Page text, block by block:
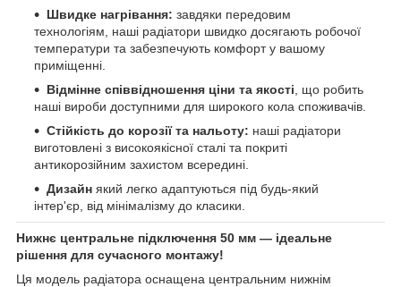
Швидке нагрівання: завдяки передовим
технологіям, наші радіатори швидко досягають робочої
температури та забезпечують комфорт у вашому
приміщенні.
Відмінне співвідношення ціни та якості , що робить
наші вироби доступними для широкого кола споживачів.
Стійкість до корозії та нальоту: наші радіатори
виготовлені з високоякісної сталі та покриті
антикорозійним захистом всередині.
Дизайн який легко адаптуються під будь-який
інтер'єр, від мінімалізму до класики.
Нижнє центральне підключення 50 мм — ідеальне
рішення для сучасного монтажу!
Ця модель радіатора оснащена центральним нижнім